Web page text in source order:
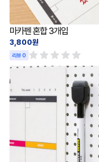
마카펜 혼합 3개입
3,800원
리뷰 0